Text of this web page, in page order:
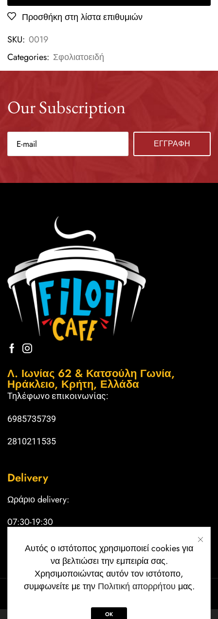
Προσθήκη στη λίστα επιθυμιών
SKU: 0019
Categories: Σφολιατοειδή
Αυτός ο ιστότοπος χρησιμοποιεί cookies για
να βελτιώσει την εμπειρία σας.
Χρησιμοποιώντας αυτόν τον ιστότοπο,
συμφωνείτε με την Πολιτική απορρήτου μας.
OK
Our Subscription
Λ. Ιωνίας 62 & Κατσούλη Γωνία,
Ηράκλειο, Κρήτη, Ελλάδα
Τηλέφωνο επικοινωνίας:
6985735739
2810211535
Delivery
Ωράριο delivery:
07:30-19:30
Κυριακή κλειστά
papkos_designs